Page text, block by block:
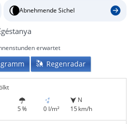
Abnehmende Sichel
erwartet
Regenradar
5 % 0 l/m²
N
15 km/h